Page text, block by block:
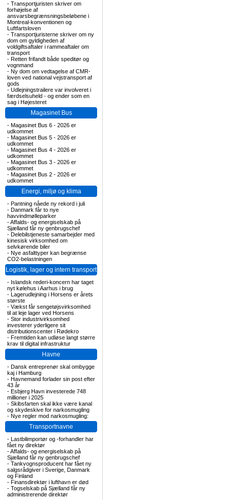
- Transportjuristen skriver om
forhøjelse af
ansvarsbegrænsningsbeløbene i
Montreal-konventionen og
Luftfartsloven
- Transportjuristerne skriver om ny
dom om gyldigheden af
voldgiftsaftaler i rammeaftaler om
transport
- Retten frifandt både speditør og
vognmand
- Ny dom om vedtagelse af CMR-
loven ved national vejstransport af
gods
- Udlejningstrailere var involveret i
færdselsuheld - og ender som en
sag i Højesteret
Magasinet Bus
- Magasinet Bus 6 - 2026 er
udkommet
- Magasinet Bus 5 - 2026 er
udkommet
- Magasinet Bus 4 - 2026 er
udkommet
- Magasinet Bus 3 - 2026 er
udkommet
- Magasinet Bus 2 - 2026 er
udkommet
Energi, miljø og klima
- Pantning nåede ny rekord i juli
- Danmark får to nye
havvindmølleparker
-Affalds- og energiselskab på
Sjælland får ny genbrugschef
- Delebilstjeneste samarbejder med
kinesisk virksomhed om
selvkørende biler
- Nye asfalttyper kan begrænse
CO2-belastningen
Logistik, lager og intern transport
- Islandsk rederi-koncern har taget
nyt kølehus i Aarhus i brug
- Lagerudlejning i Horsens er årets
største
- Vækst får sengetøjsvirksomhed
til at leje lager ved Horsens
- Stor industrivirksomhed
investerer yderligere sit
distributionscenter i Rødekro
- Fremtiden kan udløse langt større
krav til digital infrastruktur
Havne
- Dansk entreprenør skal ombygge
kaj i Hamburg
- Havnemand forlader sin post efter
43 år
- Esbjerg Havn investerede 748
millioner i 2025
- Skibsfarten skal ikke være kanal
og skydeskive for narkosmugling
- Nye regler mod narkosmugling:
Transportnavne
- Lastbilimportør og -forhandler har
fået ny direktør
-Affalds- og energiselskab på
Sjælland får ny genbrugschef
- Tankvognsproducent har fået ny
salgsrådgiver i Sverige, Danmark
og Finland
- Finansdirektør i lufthavn er død
- Togselskab på Sjælland får ny
administrerende direktør